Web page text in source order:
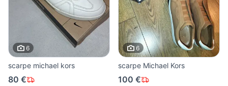
6
scarpe michael kors
80 €
6
scarpe Michael Kors
100 €